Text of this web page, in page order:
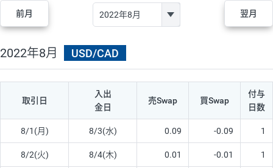
前月 翌月
2022年8月 USD/CAD
取引日
入出
金日
売Swap 買Swap
付与
日数
8/1(月) 8/3(水) 0.09 -0.09 1
8/2(火) 8/4(木) 0.01 -0.01 1